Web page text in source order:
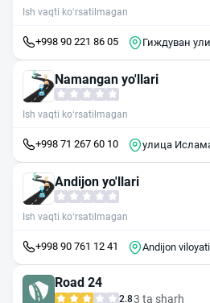
Ish vaqti ko‘rsatilmagan
+998 90 221 86 05 Гиждуван
Namangan yo'llari
Ish vaqti ko‘rsatilmagan
+998 71 267 60 10 улица
Andijon yo'llari
Ish vaqti ko‘rsatilmagan
+998 90 761 12 41
Andijon
Road 24
2.83 ta sharh